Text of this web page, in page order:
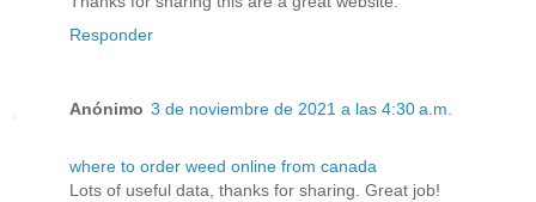
Responder
Anónimo 3 de noviembre de 2021 a las 4:30 a.m.
where to order weed online from canada
Lots of useful data, thanks for sharing. Great job!